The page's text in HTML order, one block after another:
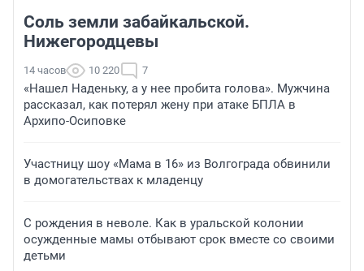
Соль земли забайкальской.
Нижегородцевы
14 часов 10 220 7
«Нашел Наденьку, а у нее пробита голова». Мужчина
рассказал, как потерял жену при атаке БПЛА в
Архипо-Осиповке
Участницу шоу «Мама в 16» из Волгограда обвинили
в домогательствах к младенцу
С рождения в неволе. Как в уральской колонии
осужденные мамы отбывают срок вместе со своими
детьми